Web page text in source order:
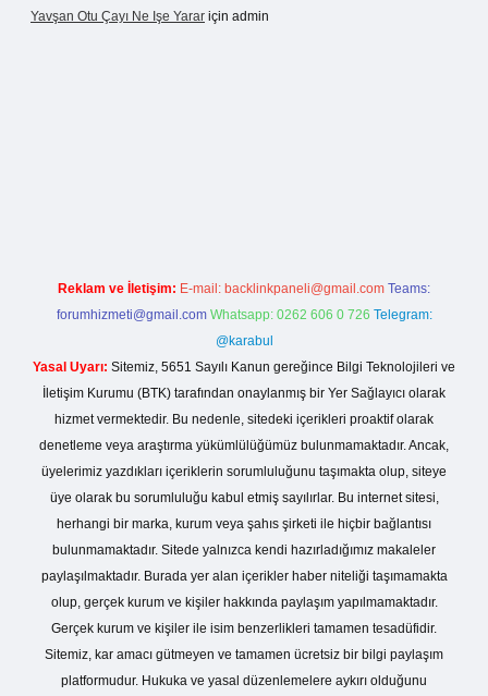
Yavşan Otu Çayı Ne Işe Yarar için admin
Reklam ve İletişim: E-mail: backlinkpaneli@gmail.com Teams:
forumhizmeti@gmail.com Whatsapp: 0262 606 0 726 Telegram:
@karabul
Yasal Uyarı: Sitemiz, 5651 Sayılı Kanun gereğince Bilgi Teknolojileri ve
İletişim Kurumu (BTK) tarafından onaylanmış bir Yer Sağlayıcı olarak
hizmet vermektedir. Bu nedenle, sitedeki içerikleri proaktif olarak
denetleme veya araştırma yükümlülüğümüz bulunmamaktadır. Ancak,
üyelerimiz yazdıkları içeriklerin sorumluluğunu taşımakta olup, siteye
üye olarak bu sorumluluğu kabul etmiş sayılırlar. Bu internet sitesi,
herhangi bir marka, kurum veya şahıs şirketi ile hiçbir bağlantısı
bulunmamaktadır. Sitede yalnızca kendi hazırladığımız makaleler
paylaşılmaktadır. Burada yer alan içerikler haber niteliği taşımamakta
olup, gerçek kurum ve kişiler hakkında paylaşım yapılmamaktadır.
Gerçek kurum ve kişiler ile isim benzerlikleri tamamen tesadüfidir.
Sitemiz, kar amacı gütmeyen ve tamamen ücretsiz bir bilgi paylaşım
platformudur. Hukuka ve yasal düzenlemelere aykırı olduğunu